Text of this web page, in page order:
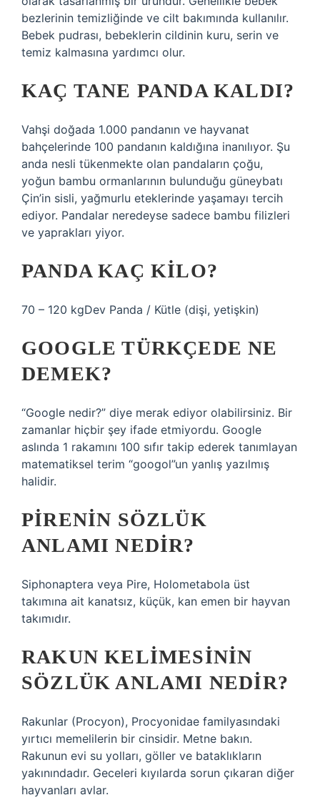
bezlerinin temizliğinde ve cilt bakımında kullanılır.
Bebek pudrası, bebeklerin cildinin kuru, serin ve
temiz kalmasına yardımcı olur.
KAÇ TANE PANDA KALDI?
Vahşi doğada 1.000 pandanın ve hayvanat
bahçelerinde 100 pandanın kaldığına inanılıyor. Şu
anda nesli tükenmekte olan pandaların çoğu,
yoğun bambu ormanlarının bulunduğu güneybatı
Çin’in sisli, yağmurlu eteklerinde yaşamayı tercih
ediyor. Pandalar neredeyse sadece bambu filizleri
ve yaprakları yiyor.
PANDA KAÇ KILO?
70 – 120 kgDev Panda / Kütle (dişi, yetişkin)
GOOGLE TÜRKÇEDE NE
DEMEK?
“Google nedir?” diye merak ediyor olabilirsiniz. Bir
zamanlar hiçbir şey ifade etmiyordu. Google
aslında 1 rakamını 100 sıfır takip ederek tanımlayan
matematiksel terim “googol”un yanlış yazılmış
halidir.
PIRENIN SÖZLÜK
ANLAMI NEDIR?
Siphonaptera veya Pire, Holometabola üst
takımına ait kanatsız, küçük, kan emen bir hayvan
takımıdır.
RAKUN KELIMESININ
SÖZLÜK ANLAMI NEDIR?
Rakunlar (Procyon), Procyonidae familyasındaki
yırtıcı memelilerin bir cinsidir. Metne bakın.
Rakunun evi su yolları, göller ve bataklıkların
yakınındadır. Geceleri kıyılarda sorun çıkaran diğer
hayvanları avlar.